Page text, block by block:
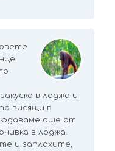
в лоджа и
висящи в
още от
в лоджа.
и заплахите,